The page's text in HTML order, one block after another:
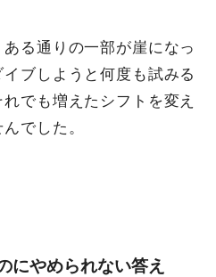
る通りの一部が崖になっ
ブしようと何度も試みる
でも増えたシフトを変え
でした。
にやめられない答え